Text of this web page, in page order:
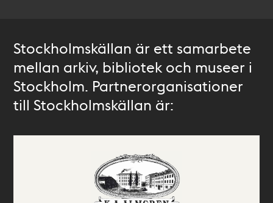
Stockholmskällan är ett samarbete
mellan arkiv, bibliotek och museer i
Stockholm. Partnerorganisationer
till Stockholmskällan är: